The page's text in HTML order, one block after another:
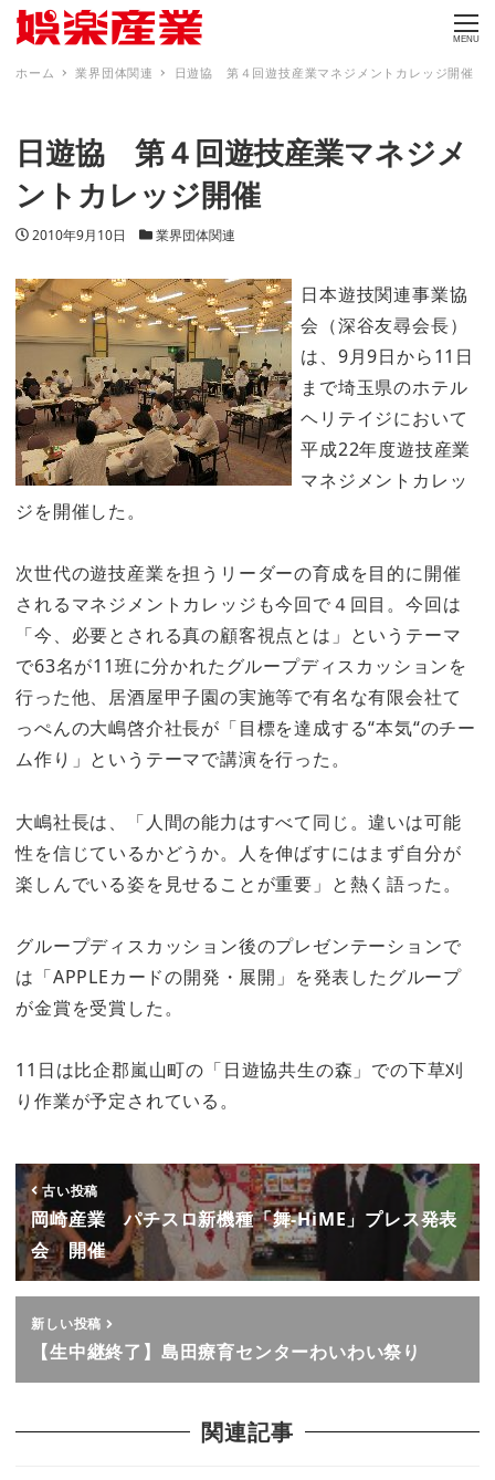
MENU
ホーム 業界団体関連 日遊協 第４回遊技産業マネジメントカレッジ開催
日遊協 第４回遊技産業マネジメ
ントカレッジ開催
投稿日
2010年9月10日 カテゴリー
業界団体関連
日本遊技関連事業協
会（深谷友尋会長）
は、9月9日から11日
まで埼玉県のホテル
ヘリテイジにおいて
平成22年度遊技産業
マネジメントカレッ
ジを開催した。
次世代の遊技産業を担うリーダーの育成を目的に開催
されるマネジメントカレッジも今回で４回目。今回は
「今、必要とされる真の顧客視点とは」というテーマ
で63名が11班に分かれたグループディスカッションを
行った他、居酒屋甲子園の実施等で有名な有限会社て
っぺんの大嶋啓介社長が「目標を達成する“本気“のチー
ム作り」というテーマで講演を行った。
大嶋社長は、「人間の能力はすべて同じ。違いは可能
性を信じているかどうか。人を伸ばすにはまず自分が
楽しんでいる姿を見せることが重要」と熱く語った。
グループディスカッション後のプレゼンテーションで
は「APPLEカードの開発・展開」を発表したグループ
が金賞を受賞した。
11日は比企郡嵐山町の「日遊協共生の森」での下草刈
り作業が予定されている。
古い投稿
岡崎産業 パチスロ新機種「舞-HiME」プレス発表
会 開催
新しい投稿
【生中継終了】島田療育センターわいわい祭り
関連記事